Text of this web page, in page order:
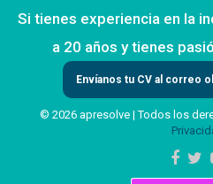
Si tienes experiencia en la
a 20 años y tienes
Envíanos tu CV al correo
© 2026 apresolve | Todos los